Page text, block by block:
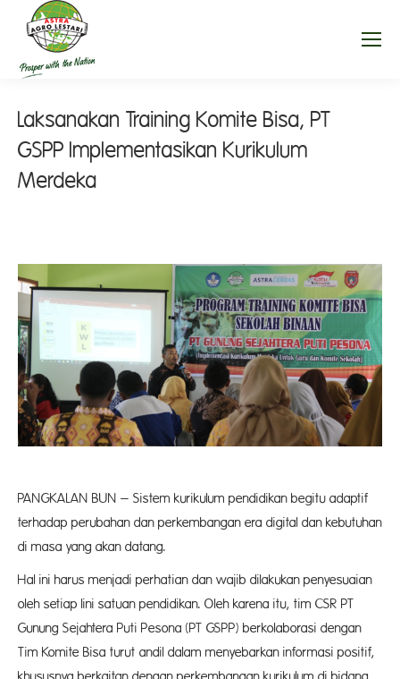
Laksanakan Training Komite Bisa, PT
GSPP Implementasikan Kurikulum
Merdeka
PANGKALAN BUN – Sistem kurikulum pendidikan begitu adaptif
terhadap perubahan dan perkembangan era digital dan kebutuhan
di masa yang akan datang.
Hal ini harus menjadi perhatian dan wajib dilakukan penyesuaian
oleh setiap lini satuan pendidikan. Oleh karena itu, tim CSR PT
Gunung Sejahtera Puti Pesona (PT GSPP) berkolaborasi dengan
Tim Komite Bisa turut andil dalam menyebarkan informasi positif,